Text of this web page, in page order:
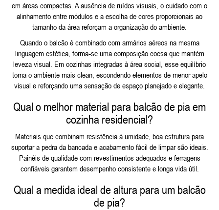
em áreas compactas. A ausência de ruídos visuais, o cuidado com o
alinhamento entre módulos e a escolha de cores proporcionais ao
tamanho da área reforçam a organização do ambiente.
Quando o balcão é combinado com armários aéreos na mesma
linguagem estética, forma‑se uma composição coesa que mantém
leveza visual. Em cozinhas integradas à área social, esse equilíbrio
torna o ambiente mais clean, escondendo elementos de menor apelo
visual e reforçando uma sensação de espaço planejado e elegante.
Qual o melhor material para balcão de pia em
cozinha residencial?
Materiais que combinam resistência à umidade, boa estrutura para
suportar a pedra da bancada e acabamento fácil de limpar são ideais.
Painéis de qualidade com revestimentos adequados e ferragens
confiáveis garantem desempenho consistente e longa vida útil.
Qual a medida ideal de altura para um balcão
de pia?